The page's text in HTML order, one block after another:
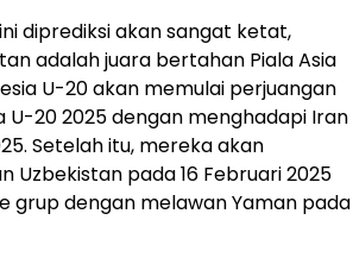
diprediksi akan sangat ketat,
adalah juara bertahan Piala Asia
U-20 akan memulai perjuangan
U-20 2025 dengan menghadapi Iran
Setelah itu, mereka akan
Uzbekistan pada 16 Februari 2025
grup dengan melawan Yaman pada